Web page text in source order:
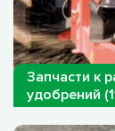
Запчасти к
удобрений